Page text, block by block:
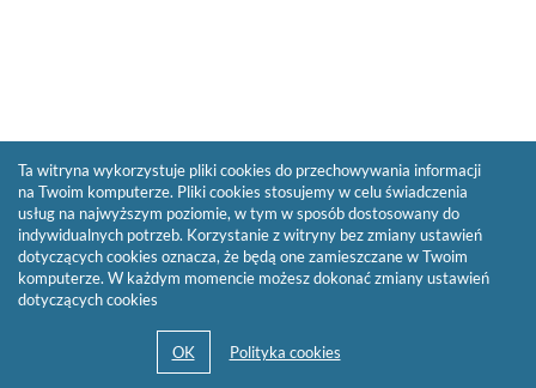
Ta witryna wykorzystuje pliki cookies do przechowywania informacji
na Twoim komputerze. Pliki cookies stosujemy w celu świadczenia
usług na najwyższym poziomie, w tym w sposób dostosowany do
indywidualnych potrzeb. Korzystanie z witryny bez zmiany ustawień
dotyczących cookies oznacza, że będą one zamieszczane w Twoim
komputerze. W każdym momencie możesz dokonać zmiany ustawień
dotyczących cookies